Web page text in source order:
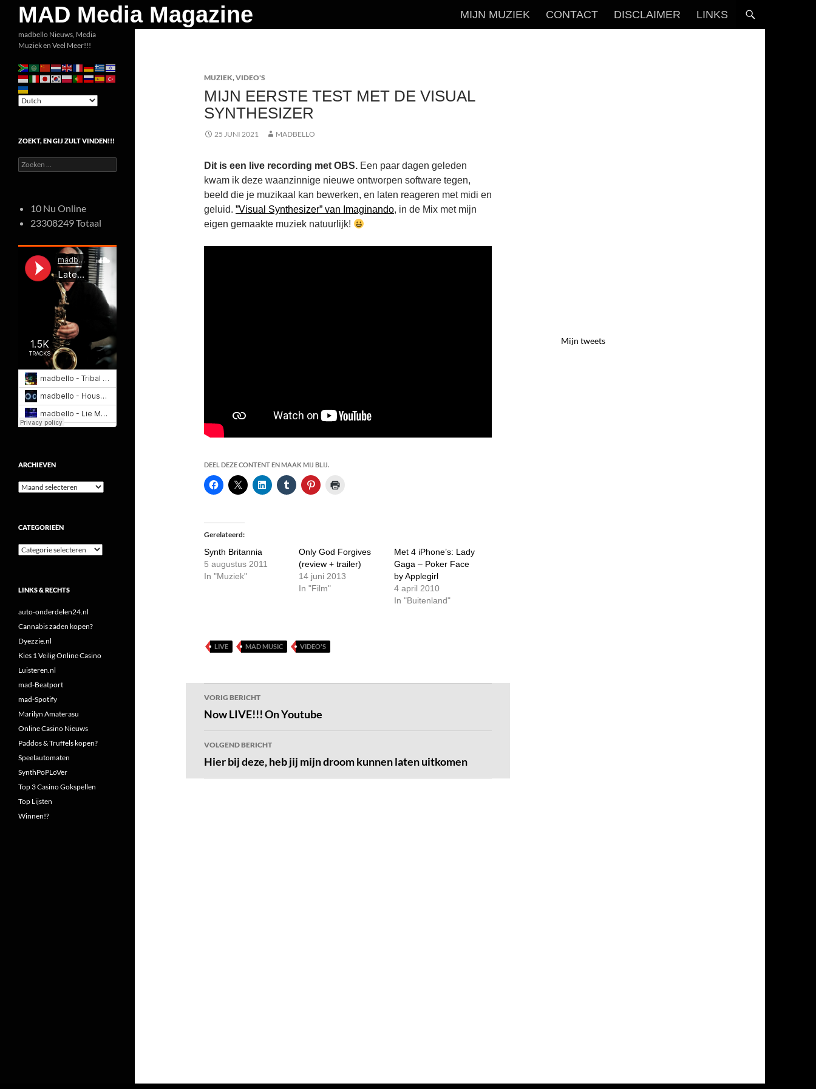
inhoud
MAD Media Magazine
Zoeken
MIJN MUZIEK CONTACT DISCLAIMER LINKS
MUZIEK,VIDEO'S
MIJN EERSTE TEST MET DE VISUAL
SYNTHESIZER
25 JUNI 2021 MADBELLO
Dit is een live recording met OBS. Een paar dagen geleden
kwam ik deze waanzinnige nieuwe ontworpen software tegen,
beeld die je muzikaal kan bewerken, en laten reageren met midi en
geluid. ”Visual Synthesizer” van Imaginando, in de Mix met mijn
eigen gemaakte muziek natuurlijk!
DEEL DEZE CONTENT EN MAAK MIJ BLIJ.
Gerelateerd
Synth Britannia
5 augustus 2011
In "Muziek"
Only God Forgives
(review + trailer)
14 juni 2013
In "Film"
Met 4 iPhone’s: Lady
Gaga – Poker Face
by Applegirl
4 april 2010
In "Buitenland"
LIVE MAD MUSIC VIDEO'S
Bericht
navigatie
VORIG BERICHT
Now LIVE!!! On Youtube
VOLGEND BERICHT
Hier bij deze, heb jij mijn droom kunnen laten uitkomen
Mijn tweets
madbello Nieuws, Media
Muziek en Veel Meer!!!
ZOEKT, EN GIJ ZULT VINDEN!!!
Zoeken
naar:
10 Nu Online
23308249 Totaal
ARCHIEVEN
Archieven
CATEGORIEËN
Categorieën
LINKS & RECHTS
auto-onderdelen24.nl
Cannabis zaden kopen?
Dyezzie.nl
Kies 1 Veilig Online Casino
Luisteren.nl
mad-Beatport
mad-Spotify
Marilyn Amaterasu
Online Casino Nieuws
Paddos & Truffels kopen?
Speelautomaten
SynthPoPLoVer
Top 3 Casino Gokspellen
Top Lijsten
Winnen!?